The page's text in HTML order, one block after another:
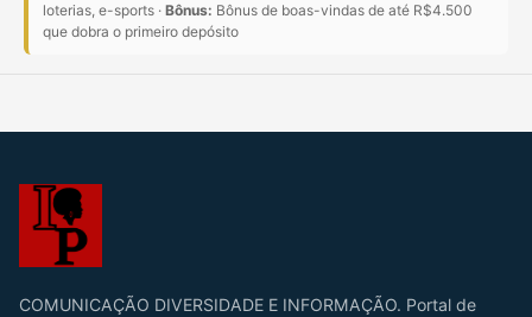
loterias, e-sports · Bônus: Bônus de boas-vindas de até R$4.500
que dobra o primeiro depósito
COMUNICAÇÃO DIVERSIDADE E INFORMAÇÃO. Portal de